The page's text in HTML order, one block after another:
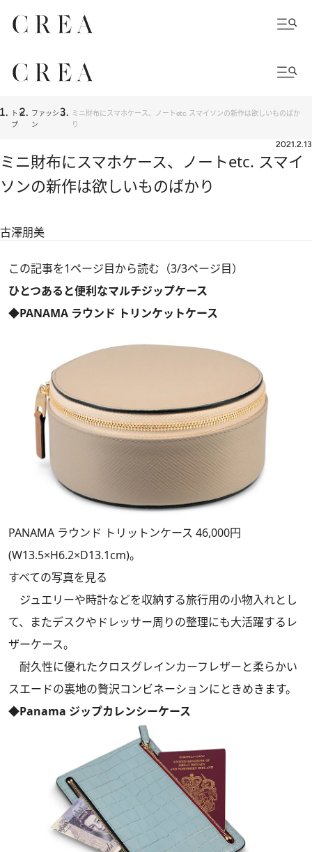
トッ
プ
ファッショ
ン
ミニ財布にスマホケース、ノートetc. スマイソンの新作は欲しいものばか
り
2021.2.13
ミニ財布にスマホケース、ノートetc. スマイ
ソンの新作は欲しいものばかり
古澤朋美
この記事を1ページ目から読む（3/3ページ目）
ひとつあると便利なマルチジップケース
◆PANAMA ラウンド トリンケットケース
PANAMA ラウンド トリットンケース 46,000円
(W13.5×H6.2×D13.1cm)。
すべての写真を見る
ジュエリーや時計などを収納する旅行用の小物入れとし
て、またデスクやドレッサー周りの整理にも大活躍するレ
ザーケース。
耐久性に優れたクロスグレインカーフレザーと柔らかい
スエードの裏地の贅沢コンビネーションにときめきます。
◆Panama ジップカレンシーケース